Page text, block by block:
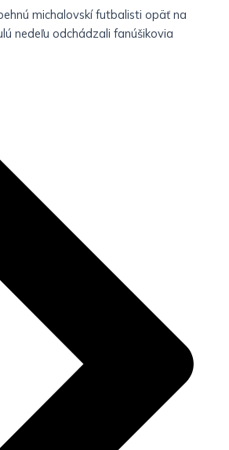
michalovskí futbalisti opäť na
nedeľu odchádzali fanúšikovia